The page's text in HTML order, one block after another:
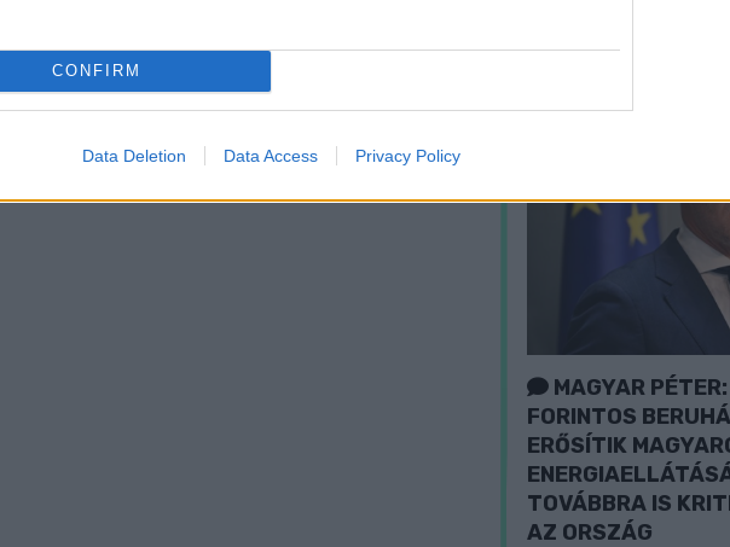
CONFIRM
Data Deletion Data Access Privacy Policy
MAGYAR
FORINTOS
ERŐSÍTIK
TOVÁBBRA IS
AZ ORSZÁG